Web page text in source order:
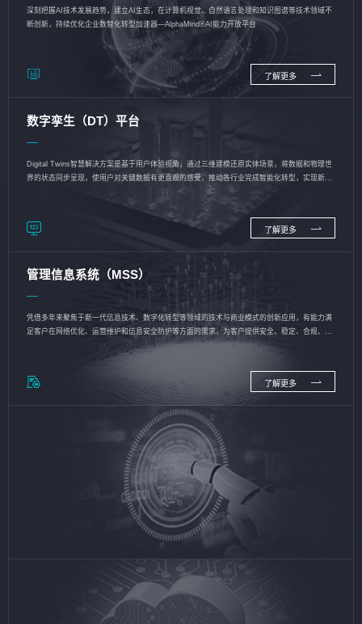
深刻把握AI技术发展趋势，建立AI生态，在计算机视觉、自然语言处理和知识图谱等技术领域不
断创新，持续优化企业数智化转型加速器—AlphaMind®AI能力开放平台
了解更多
数字孪生（DT）平台
Digital Twins智慧解决方案是基于用户体验视角，通过三维建模还原实体场景，将数据和物理世
界的状态同步呈现，使用户对关键数据有更直观的感受，推动各行业完成智能化转型，实现新旧
了解更多
管理信息系统（MSS）
凭借多年来聚焦于新一代信息技术、数字化转型等领域的技术与商业模式的创新应用，有能力满
足客户在网络优化、运营维护和信息安全防护等方面的需求，为客户提供安全、稳定、合规、持
了解更多